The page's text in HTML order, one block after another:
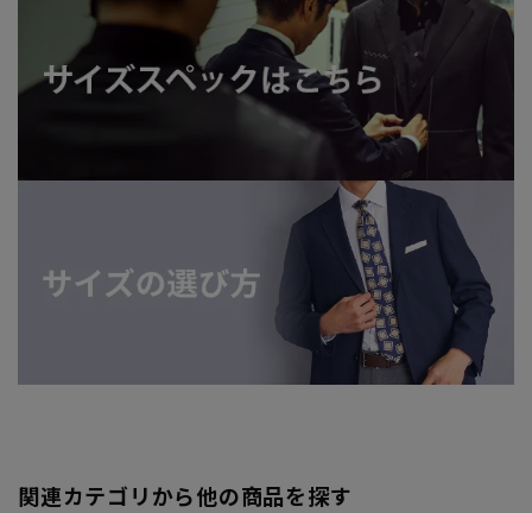
関連カテゴリから他の商品を探す